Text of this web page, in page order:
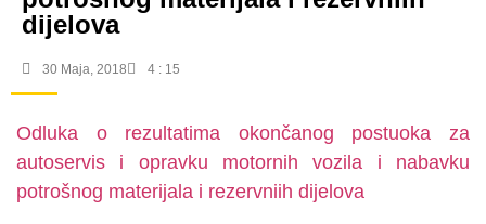
dijelova
30 Maja, 2018 4 : 15
Odluka o rezultatima okončanog postuoka za
autoservis i opravku motornih vozila i nabavku
potrošnog materijala i rezervniih dijelova